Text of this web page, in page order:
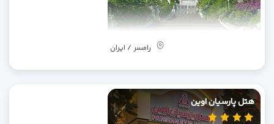
رامسر / ایران
هتل پارسیان اوین